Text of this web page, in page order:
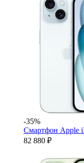
-35%
Смартфон Apple
82 880 ₽